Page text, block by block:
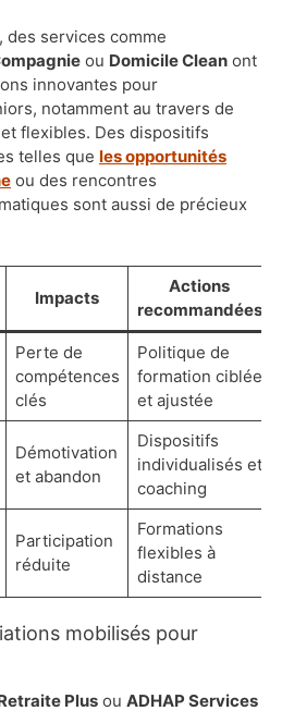
des services comme
ou Domicile Clean ont
innovantes pour
notamment au travers de
flexibles. Des dispositifs
telles que les opportunités
ou des rencontres
sont aussi de précieux
Impacts
Actions
recommandées
Perte de
compétences
clés
Politique de
formation ciblée
et ajustée
Démotivation
et abandon
Dispositifs
individualisés et
coaching
Participation
réduite
Formations
flexibles à
distance
Plus ou ADHAP Services